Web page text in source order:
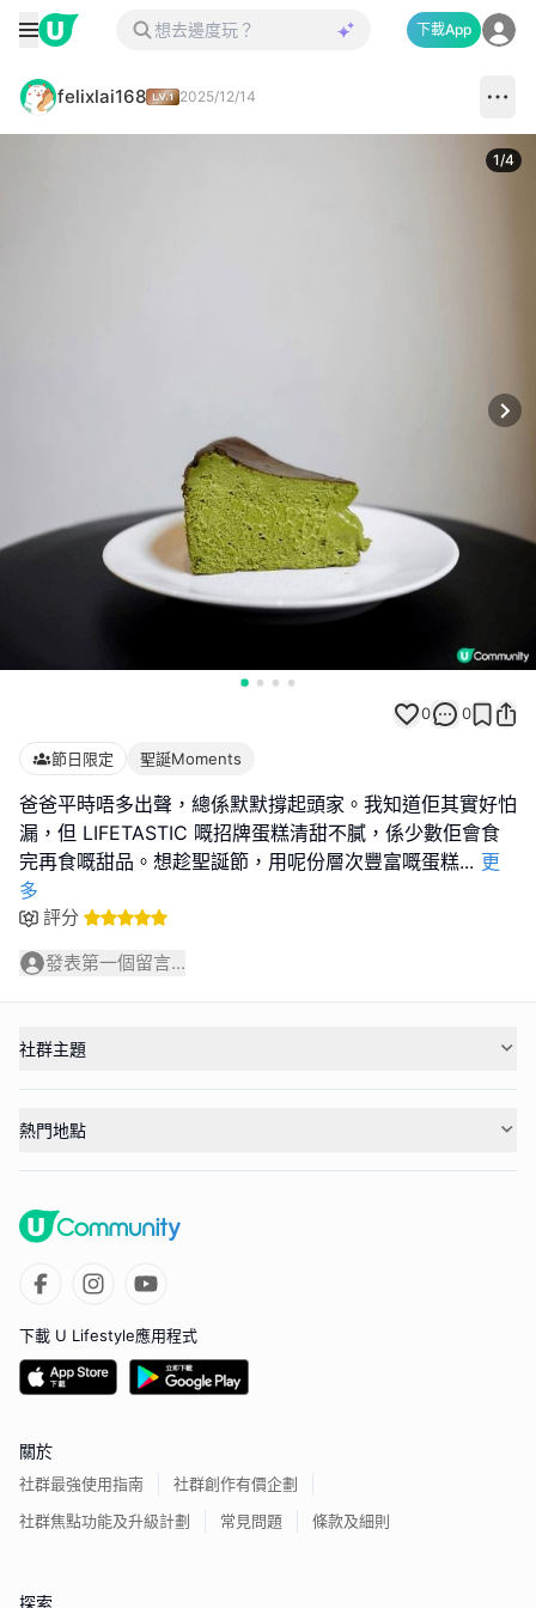
下載App
felixlai168 2025/12/14
1/4
0 0
節日限定 聖誕Moments
爸爸平時唔多出聲，總係默默撐起頭家。我知道佢其實好怕
漏，但 LIFETASTIC 嘅招牌蛋糕清甜不膩，係少數佢會食
完再食嘅甜品。想趁聖誕節，用呢份層次豐富嘅蛋糕... 更
多
評分
發表第一個留言...
社群主題
熱門地點
下載 U Lifestyle應用程式
關於
社群最強使用指南
社群創作有價企劃
社群焦點功能及升級計劃
常見問題 條款及細則
探索